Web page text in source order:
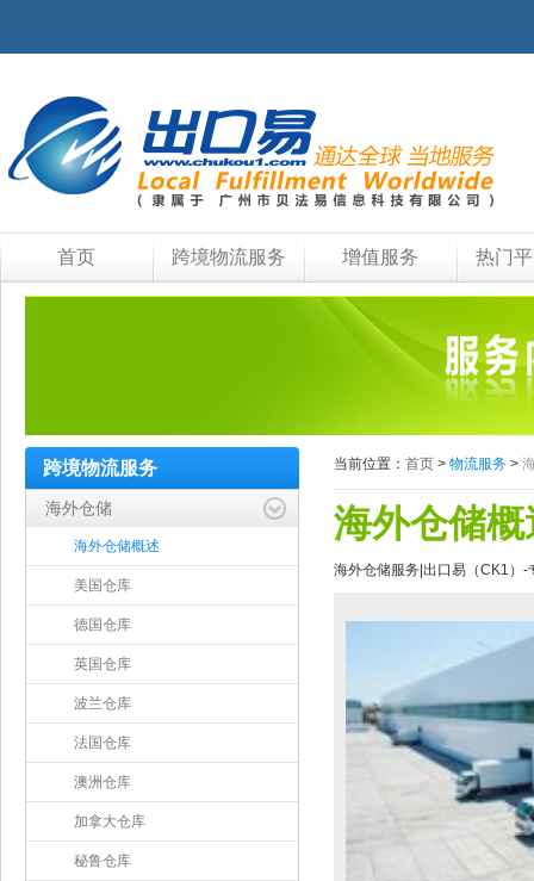
首页 跨境物流服务 增值服务 热门
跨境物流服务
海外仓储
海外仓储概述
美国仓库
德国仓库
英国仓库
波兰仓库
法国仓库
澳洲仓库
加拿大仓库
秘鲁仓库
当前位置： 首页 > 物流服务 >
海外仓储概
海外仓储服务|出口易（CK1）